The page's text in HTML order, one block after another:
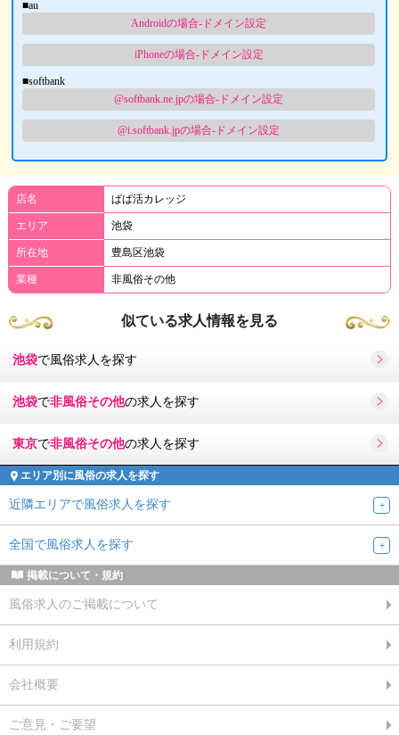
■au
Androidの場合-ドメイン設定
iPhoneの場合-ドメイン設定
■softbank
@softbank.ne.jpの場合-ドメイン設定
@i.softbank.jpの場合-ドメイン設定
店名 ぱぱ活カレッジ
エリア 池袋
所在地 豊島区池袋
業種 非風俗その他
似ている求人情報を見る
池袋で風俗求人を探す
池袋で非風俗その他の求人を探す
東京で非風俗その他の求人を探す
エリア別に風俗の求人を探す
近隣エリアで風俗求人を探す
全国で風俗求人を探す
掲載について・規約
風俗求人のご掲載について
利用規約
会社概要
ご意見・ご要望